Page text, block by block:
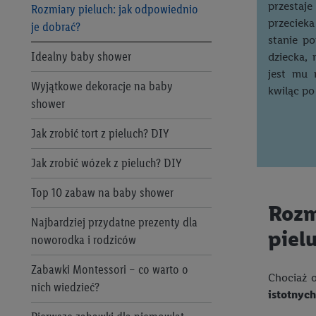
Myjka ciśnieniowa – jaką wybrać?
Jak wybrać odpowiednią kosiarkę?
Jak prawidłowo kosić trawnik i
przycinać żywopłot?
Dekoracje do ogrodu – znajdź
ciekawe inspiracje!
Jak urozmaicić swój ogród?
Narzędzia ogrodowe - jakie warto
wybrać? Zadbaj o ogród!
Garden party – jak je
zorganizować?
5 zasad dobrego grillowania
Rozmiary pieluch: jak odpowiednio
je dobrać?
Idealny baby shower
Wyjątkowe dekoracje na baby
shower
Jak zrobić tort z pieluch? DIY
Jak zrobić wózek z pieluch? DIY
Top 10 zabaw na baby shower
Najbardziej przydatne prezenty dla
noworodka i rodziców
Zabawki Montessori – co warto o
nich wiedzieć?
stanie
dziecka,
jest mu
kwiląc
Chociaż
współpracę ze
do cofnięcia zgody w
Informacje dot.
wykorzystania
kluczowych w
pośrednictwem TTD
danych z różnych
danych do wyboru
personalizacji reklam,
Rozumienie
Wykorzystanie